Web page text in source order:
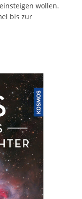
wollen.
bis zur